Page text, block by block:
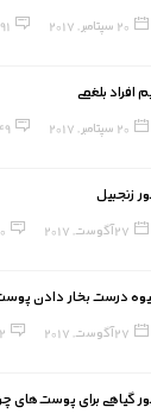
20 سپتامبر, 2017
افراد بلغمی
20 سپتامبر, 2017
زنجبیل
27 آگوست, 2017
درست بخار دادن
27 آگوست, 2017
گیاهی برای پوست‌های